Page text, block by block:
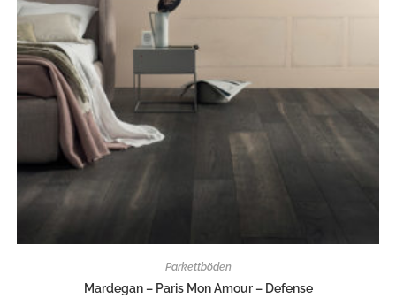
Parkettböden
Mardegan – Paris Mon Amour – Defense